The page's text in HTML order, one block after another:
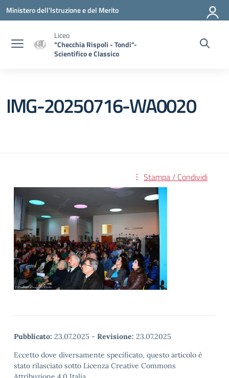
Vai ai contenuti
Vai al menu di navigazione
Vai al footer
Ministero dell'Istruzione e del Merito
Liceo
"Checchia Rispoli - Tondi"-
Scientifico e Classico
IMG-20250716-WA0020
Stampa / Condividi
Pubblicato: 23.07.2025 - Revisione: 23.07.2025
Eccetto dove diversamente specificato, questo articolo è
stato rilasciato sotto Licenza Creative Commons